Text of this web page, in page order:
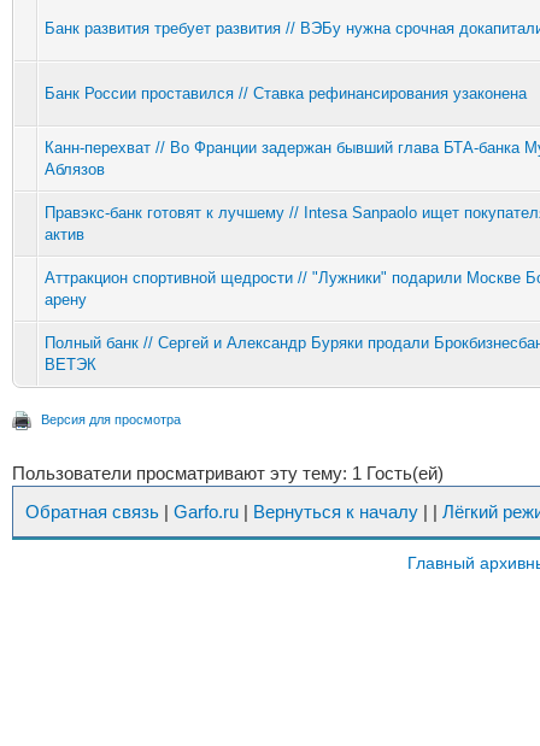
Банк развития требует развития // ВЭБу нужна срочная
Банк России проставился // Ставка рефинансирования узаконена
Канн-перехват // Во Франции задержан бывший глава БТА-банка
Аблязов
Правэкс-банк готовят к лучшему // Intesa Sanpaolo ищет
актив
Аттракцион спортивной щедрости // "Лужники" подарили Москве
арену
Полный банк // Сергей и Александр Буряки продали
ВЕТЭК
Версия для просмотра
Пользователи просматривают эту тему: 1 Гость(ей)
Обратная связь | Garfo.ru | Вернуться к началу | | Лёгкий
Главный